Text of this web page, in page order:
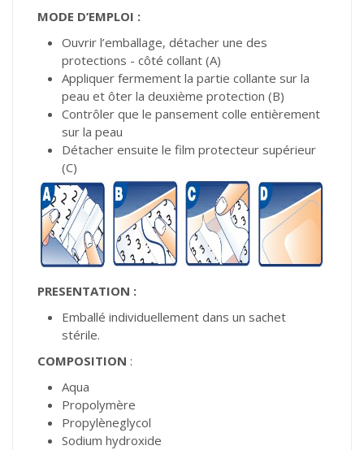
MODE D’EMPLOI :
Ouvrir l’emballage, détacher une des
protections - côté collant (A)
Appliquer fermement la partie collante sur la
peau et ôter la deuxième protection (B)
Contrôler que le pansement colle entièrement
sur la peau
Détacher ensuite le film protecteur supérieur
(C)
PRESENTATION :
Emballé individuellement dans un sachet
stérile.
COMPOSITION :
Aqua
Propolymère
Propylèneglycol
Sodium hydroxide